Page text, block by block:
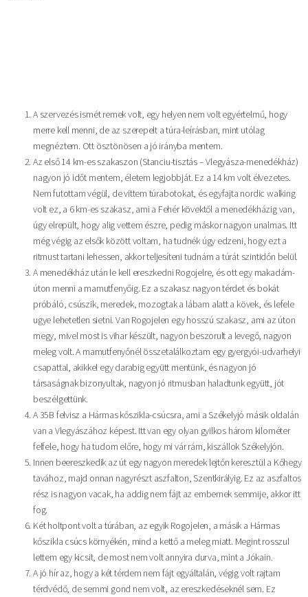
A szervezés ismét remek volt, egy helyen nem volt egyértelmű, hogy
merre kell menni, de az szerepelt a túra-leírásban, mint utólag
megnéztem. Ott ösztönösen a jó irányba mentem.
Az első 14 km-es szakaszon (Stanciu-tisztás – Vlegyásza-menedékház)
nagyon jó időt mentem, életem legjobbját. Ez a 14 km volt élvezetes.
Nem futottam végül, de vittem túrabotokat, és egyfajta nordic walking
volt ez, a 6 km-es szakasz, ami a Fehér kövektől a menedékházig van,
úgy elrepült, hogy alig vettem észre, pedig máskor nagyon unalmas. Itt
még végig az elsők között voltam, ha tudnék úgy edzeni, hogy ezt a
ritmust tartani lehessen, akkor teljesíteni tudnám a túrát szintidőn belül.
A menedékház után le kell ereszkedni Rogojelre, és ott egy makadám-
úton menni a mamutfenyőig. Ez a szakasz nagyon térdet és bokát
próbáló, csúszik, meredek, mozogtak a lábam alatt a kövek, és lefele
ugye lehetetlen sietni. Van Rogojelen egy hosszú szakasz, ami az úton
megy, mivel most is vihar készült, nagyon beszorult a levegő, nagyon
meleg volt. A mamutfenyőnél összetalálkoztam egy gyergyói-udvarhelyi
csapattal, akikkel egy darabig együtt mentünk, és nagyon jó
társaságnak bizonyultak, nagyon jó ritmusban haladtunk együtt, jót
beszélgettünk.
A 35B felvisz a Hármas kőszikla-csúcsra, ami a Székelyjó másik oldalán
van a Vlegyászához képest. Itt van egy olyan gyilkos három kilométer
felfele, hogy ha tudom előre, hogy mi vár rám, kiszállok Székelyjón.
Innen beereszkedik az út egy nagyon meredek lejtőn keresztül a Kőhegy
tavához, majd onnan nagyrészt aszfalton, Szentkirályig. Ez az aszfaltos
rész is nagyon vacak, ha addig nem fájt az embernek semmije, akkor itt
fog.
Két holtpont volt a túrában, az egyik Rogojelen, a másik a Hármas
kőszikla csúcs környékén, mind a kettő a meleg miatt. Megint rosszul
lettem egy kicsit, de most nem volt annyira durva, mint a Jókain.
A jó hír az, hogy a két térdem nem fájt egyáltalán, végig volt rajtam
térdvédő, de semmi gond nem volt, az ereszkedéseknél sem. Ez